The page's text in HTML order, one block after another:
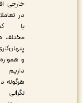
خارجی افزود: ما
در تعاملات خود
با کشورهای
مختلف هیچ‌گونه
پنهان‌کاری نداریم
و همواره آمادگی
داریم درباره
هرگونه دغدغه یا
نگرانی احتمالی